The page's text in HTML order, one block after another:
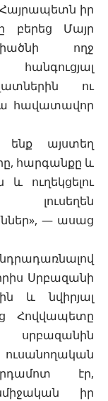
իր
բերեց Մայր
ողջ
ու
հավատավոր
ենք այստեղ
հարգանքը և
և ուղեկցելու
լուսեղեն
— ասաց
Սրբազանի
և նվիրյալ
Հովվապետը
սրբազանին
էր,
իր